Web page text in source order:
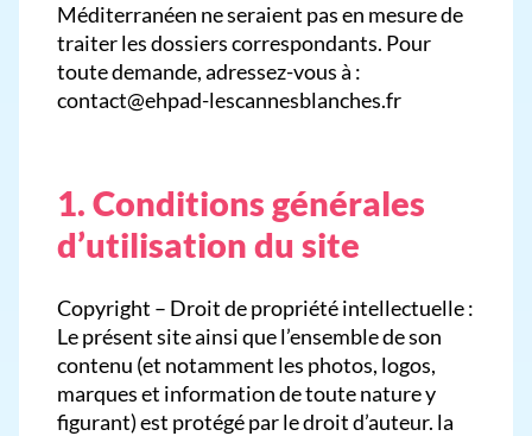
Méditerranéen ne seraient pas en mesure de
traiter les dossiers correspondants. Pour
toute demande, adressez-vous à :
contact@ehpad-lescannesblanches.fr
1. Conditions générales
d’utilisation du site
Copyright – Droit de propriété intellectuelle :
Le présent site ainsi que l’ensemble de son
contenu (et notamment les photos, logos,
marques et information de toute nature y
figurant) est protégé par le droit d’auteur. la